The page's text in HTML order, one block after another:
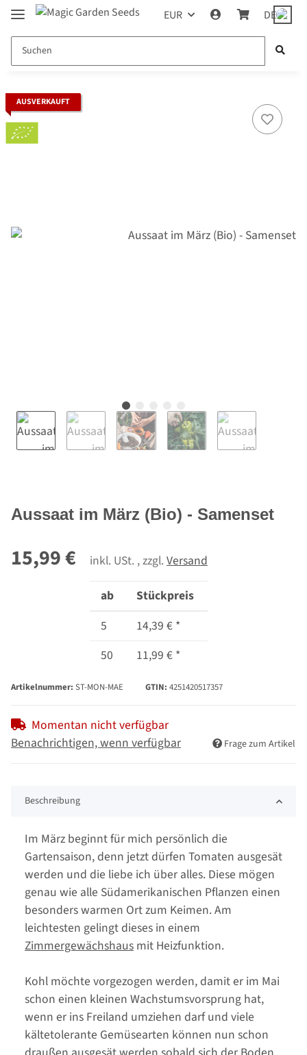
EUR DE
AUSVERKAUFT
Aussaat im März (Bio) - Samenset
15,99 € inkl. USt. , zzgl. Versand
ab
Stückpreis
5
14,39 € *
50
11,99 € *
Artikelnummer: ST-MON-MAE GTIN: 4251420517357
Momentan nicht verfügbar
Benachrichtigen, wenn verfügbar
Frage zum Artikel
Beschreibung
Im März beginnt für mich persönlich die
Gartensaison, denn jetzt dürfen Tomaten ausgesät
werden und die liebe ich über alles. Diese mögen
genau wie alle Südamerikanischen Pflanzen einen
besonders warmen Ort zum Keimen. Am
leichtesten gelingt dieses in einem
Zimmergewächshaus mit Heizfunktion.
Kohl möchte vorgezogen werden, damit er im Mai
schon einen kleinen Wachstumsvorsprung hat,
wenn er ins Freiland umziehen darf und viele
kältetolerante Gemüsearten können nun schon